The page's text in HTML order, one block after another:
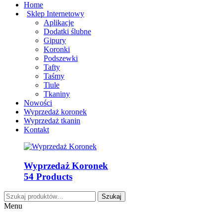
Home
Sklep Internetowy
Aplikacje
Dodatki ślubne
Gipury
Koronki
Podszewki
Tafty
Taśmy
Tiule
Tkaniny
Nowości
Wyprzedaż koronek
Wyprzedaż tkanin
Kontakt
Wyprzedaż Koronek
54 Products
Szukaj: Szukaj
Menu